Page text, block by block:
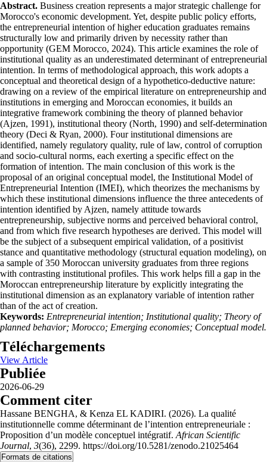
Abstract. Business creation represents a major strategic challenge for
Morocco's economic development. Yet, despite public policy efforts,
the entrepreneurial intention of higher education graduates remains
structurally low and primarily driven by necessity rather than
opportunity (GEM Morocco, 2024). This article examines the role of
institutional quality as an underestimated determinant of entrepreneurial
intention. In terms of methodological approach, this work adopts a
conceptual and theoretical design of a hypothetico-deductive nature:
drawing on a review of the empirical literature on entrepreneurship and
institutions in emerging and Moroccan economies, it builds an
integrative framework combining the theory of planned behavior
(Ajzen, 1991), institutional theory (North, 1990) and self-determination
theory (Deci & Ryan, 2000). Four institutional dimensions are
identified, namely regulatory quality, rule of law, control of corruption
and socio-cultural norms, each exerting a specific effect on the
formation of intention. The main conclusion of this work is the
proposal of an original conceptual model, the Institutional Model of
Entrepreneurial Intention (IMEI), which theorizes the mechanisms by
which these institutional dimensions influence the three antecedents of
intention identified by Ajzen, namely attitude towards
entrepreneurship, subjective norms and perceived behavioral control,
and from which five research hypotheses are derived. This model will
be the subject of a subsequent empirical validation, of a positivist
stance and quantitative methodology (structural equation modeling), on
a sample of 350 Moroccan university graduates from three regions
with contrasting institutional profiles. This work helps fill a gap in the
Moroccan entrepreneurship literature by explicitly integrating the
institutional dimension as an explanatory variable of intention rather
than of the act of creation.
Keywords: Entrepreneurial intention; Institutional quality; Theory of
planned behavior; Morocco; Emerging economies; Conceptual model.
Téléchargements
View Article
Publiée
2026-06-29
Comment citer
Hassane BENGHA, & Kenza EL KADIRI. (2026). La qualité
institutionnelle comme déterminant de l’intention entrepreneuriale :
Proposition d’un modèle conceptuel intégratif. African Scientific
Journal, 3(36), 2299. https://doi.org/10.5281/zenodo.21025464
Formats de citations